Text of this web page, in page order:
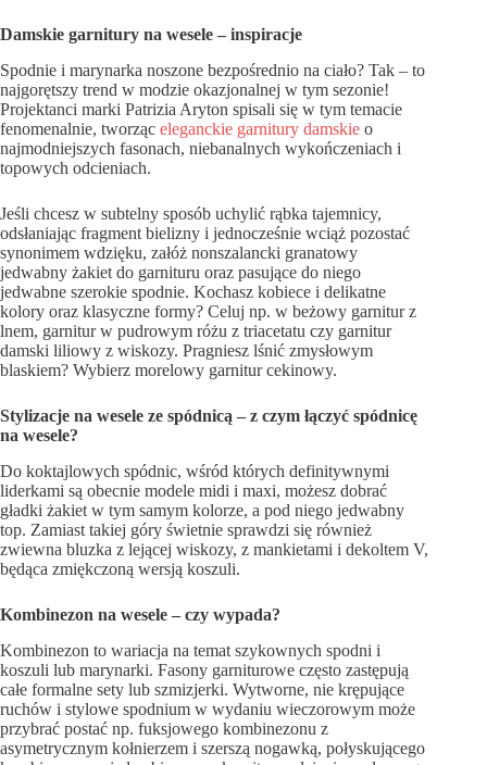
Damskie garnitury na wesele – inspiracje
Spodnie i marynarka noszone bezpośrednio na ciało? Tak – to
najgorętszy trend w modzie okazjonalnej w tym sezonie!
Projektanci marki Patrizia Aryton spisali się w tym temacie
fenomenalnie, tworząc eleganckie garnitury damskie o
najmodniejszych fasonach, niebanalnych wykończeniach i
topowych odcieniach.
Jeśli chcesz w subtelny sposób uchylić rąbka tajemnicy,
odsłaniając fragment bielizny i jednocześnie wciąż pozostać
synonimem wdzięku, załóż nonszalancki granatowy
jedwabny żakiet do garnituru oraz pasujące do niego
jedwabne szerokie spodnie. Kochasz kobiece i delikatne
kolory oraz klasyczne formy? Celuj np. w beżowy garnitur z
lnem, garnitur w pudrowym różu z triacetatu czy garnitur
damski liliowy z wiskozy. Pragniesz lśnić zmysłowym
blaskiem? Wybierz morelowy garnitur cekinowy.
Stylizacje na wesele ze spódnicą – z czym łączyć spódnicę
na wesele?
Do koktajlowych spódnic, wśród których definitywnymi
liderkami są obecnie modele midi i maxi, możesz dobrać
gładki żakiet w tym samym kolorze, a pod niego jedwabny
top. Zamiast takiej góry świetnie sprawdzi się również
zwiewna bluzka z lejącej wiskozy, z mankietami i dekoltem V,
będąca zmiękczoną wersją koszuli.
Kombinezon na wesele – czy wypada?
Kombinezon to wariacja na temat szykownych spodni i
koszuli lub marynarki. Fasony garniturowe często zastępują
całe formalne sety lub szmizjerki. Wytworne, nie krępujące
ruchów i stylowe spodnium w wydaniu wieczorowym może
przybrać postać np. fuksjowego kombinezonu z
asymetrycznym kołnierzem i szerszą nogawką, połyskującego